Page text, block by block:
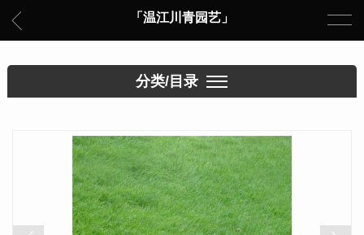
「温江川青园艺」
分类/目录